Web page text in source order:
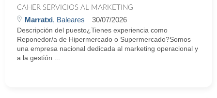
CAHER SERVICIOS AL MARKETING
Marratxi, Baleares 30/07/2026
Descripción del puesto¿Tienes experiencia como
Reponedor/a de Hipermercado o Supermercado?Somos
una empresa nacional dedicada al marketing operacional y
a la gestión ...